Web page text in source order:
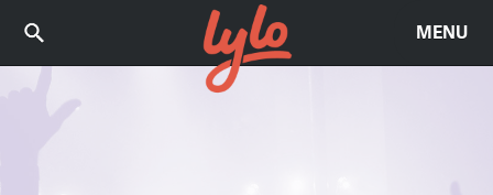
MENU